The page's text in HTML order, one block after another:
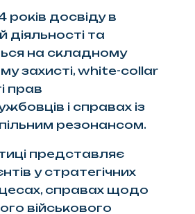
досвіду в
діяльності та
на складному
захисті, white-collar
прав
і справах із
резонансом.
представляє
у стратегічних
справах щодо
військового